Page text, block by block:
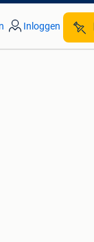
Inloggen